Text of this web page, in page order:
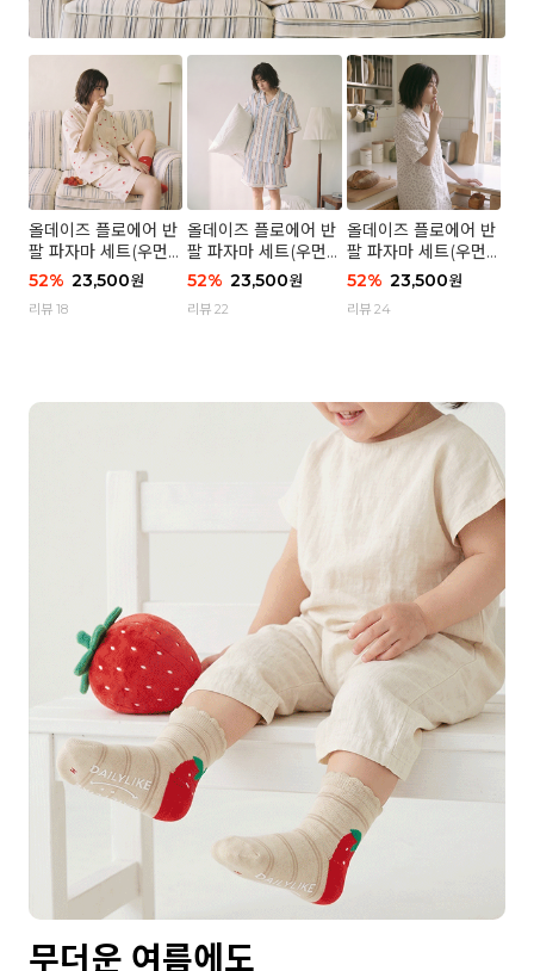
올데이즈 플로에어 반
팔 파자마 세트(우먼)
- 04 하트 컨페티
52% 23,500원
리뷰 18
올데이즈 플로에어 반
팔 파자마 세트(우먼)
- 03 브리즈 스트라이
52% 23,500원
리뷰 22
올데이즈 플로에어 반
팔 파자마 세트(우먼)
- 01 포슬 가든
52% 23,500원
리뷰 24
무더운 여름에도